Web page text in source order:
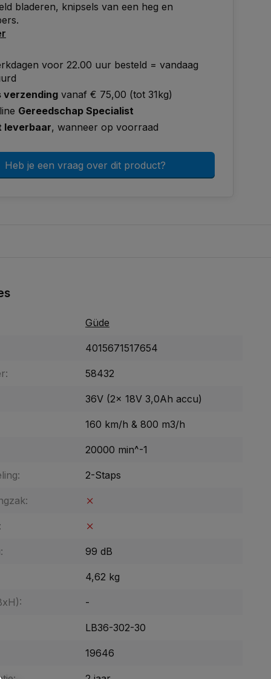
bladeren, knipsels van een heg en
voor 22.00 uur besteld = vandaag
verzending vanaf € 75,00 (tot 31kg)
Gereedschap Specialist
leverbaar, wanneer op voorraad
Heb je een vraag over dit product?
Güde
4015671517654
58432
36V (2x 18V 3,0Ah accu)
160 km/h & 800 m3/h
20000 min^-1
2-Staps
99 dB
4,62 kg
-
LB36-302-30
19646